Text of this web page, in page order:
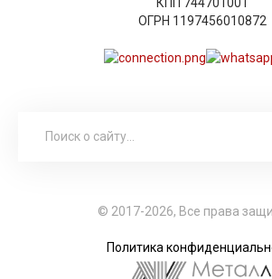
ОГРН 1197456010872
© 2017-2026, Все права
Политика